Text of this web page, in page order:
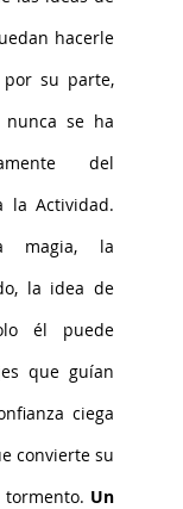
hacerle
su parte,
se ha
del
la Actividad.
magia, la
la idea de
él puede
que guían
ciega
convierte su
Un